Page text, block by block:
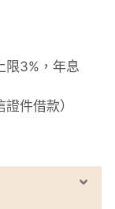
限3%，年息
件借款）